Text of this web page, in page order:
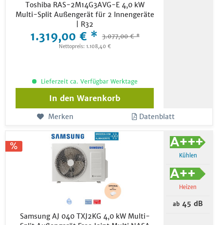
Toshiba RAS-2M14G3AVG-E 4,0 kW
Multi-Split Außengerät für 2 Innengeräte
| R32
1.319,00 € * 3.077,00 € *
Nettopreis: 1.108,40 €
Lieferzeit ca. Verfügbar Werktage
In den Warenkorb
Merken Datenblatt
Samsung AJ 040 TXJ2KG 4,0 kW Multi-
Kühlen
Heizen
ab 45 dB